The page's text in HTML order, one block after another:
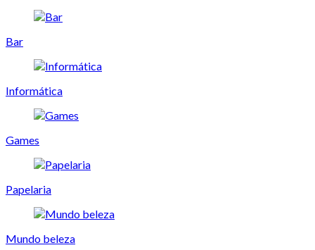
Bar
Informática
Games
Papelaria
Mundo beleza